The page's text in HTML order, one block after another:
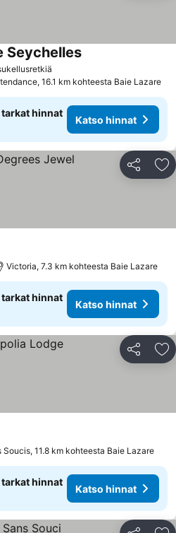
Seychelles
16.1 km kohteesta Baie Lazare
hinnat
Katso hinnat
Jaa
Victoria, 7.3 km kohteesta Baie Lazare
hinnat
Katso hinnat
Jaa
Soucis, 11.8 km kohteesta Baie Lazare
hinnat
Katso hinnat